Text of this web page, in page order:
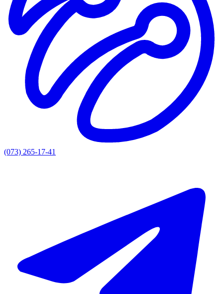
(073) 265-17-41